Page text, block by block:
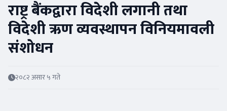
राष्ट्र बैंकद्वारा विदेशी लगानी तथा
विदेशी ऋण व्यवस्थापन विनियमावली
संशोधन
२०८२ असार ५ गते